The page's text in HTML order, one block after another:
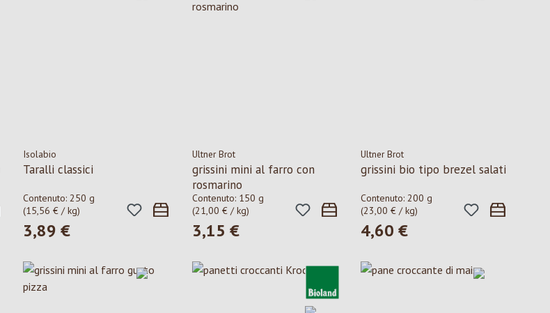
Isolabio
Taralli classici
Contenuto:250 g
(15,56 € / kg)
Prezzo normale:
3,89 €
Ultner Brot
grissini mini al farro con
rosmarino
Contenuto: 150 g
(21,00 € / kg)
Prezzo normale:
3,15 €
Ultner Brot
grissini bio tipo brezel salati
Contenuto: 200 g
(23,00 € / kg)
Prezzo normale:
4,60 €